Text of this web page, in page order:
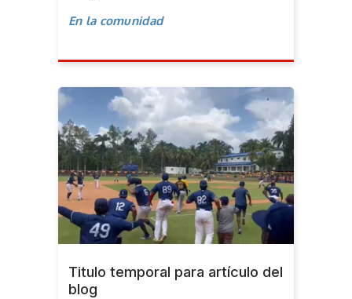
En la comunidad
Titulo temporal para artículo del
blog